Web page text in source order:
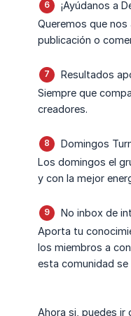
¡Ayúdanos a
Queremos que
publicación o
Resultados
Siempre que
creadores.
Domingos
Los domingos el
y con la mejor
No inbox de
Aporta tu
los miembros a
esta comunidad
Ahora si, puedes ir